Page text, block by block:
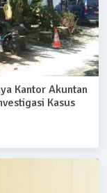
Kantor Akuntan
Kasus